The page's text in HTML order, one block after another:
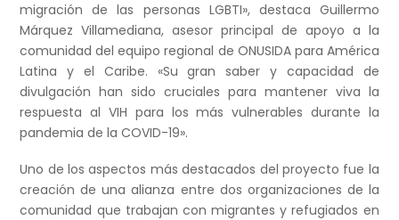
migración de las personas LGBTI», destaca Guillermo
Márquez Villamediana, asesor principal de apoyo a la
comunidad del equipo regional de ONUSIDA para América
Latina y el Caribe. «Su gran saber y capacidad de
divulgación han sido cruciales para mantener viva la
respuesta al VIH para los más vulnerables durante la
pandemia de la COVID-19».
Uno de los aspectos más destacados del proyecto fue la
creación de una alianza entre dos organizaciones de la
comunidad que trabajan con migrantes y refugiados en